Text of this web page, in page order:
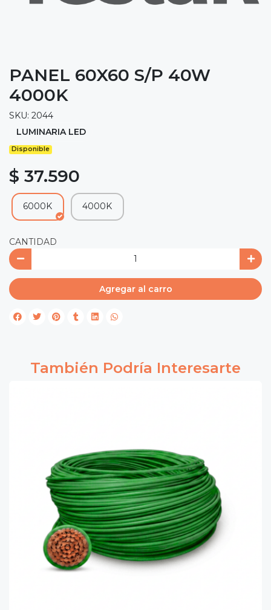
PANEL 60X60 S/P 40W
4000K
SKU: 2044
LUMINARIA LED
Disponible
$ 37.590
6000K 4000K
CANTIDAD
Agregar al carro
También Podría Interesarte